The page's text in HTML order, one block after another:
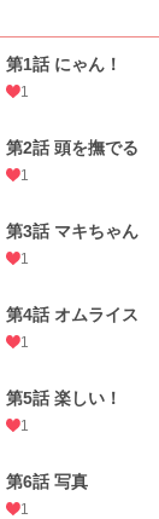
第1話 にゃん！
1
第2話 頭を撫でる
1
第3話 マキちゃん
1
第4話 オムライス
1
第5話 楽しい！
1
第6話 写真
1